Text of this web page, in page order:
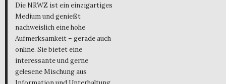
Die NRWZ ist ein einzigartiges
Medium und genießt
nachweislich eine hohe
Aufmerksamkeit – gerade auch
online. Sie bietet eine
interessante und gerne
gelesene Mischung aus